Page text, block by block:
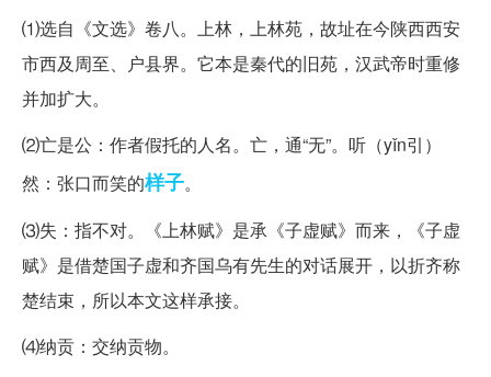
⑴选自《文选》卷八。上林，上林苑，故址在今陕西西安
市西及周至、户县界。它本是秦代的旧苑，汉武帝时重修
并加扩大。
⑵亡是公：作者假托的人名。亡，通“无”。听（yǐn引）
然：张口而笑的样子。
⑶失：指不对。《上林赋》是承《子虚赋》而来，《子虚
赋》是借楚国子虚和齐国乌有先生的对话展开，以折齐称
楚结束，所以本文这样承接。
⑷纳贡：交纳贡物。